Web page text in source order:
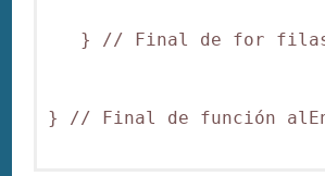
} // Final de for
} // Final de función